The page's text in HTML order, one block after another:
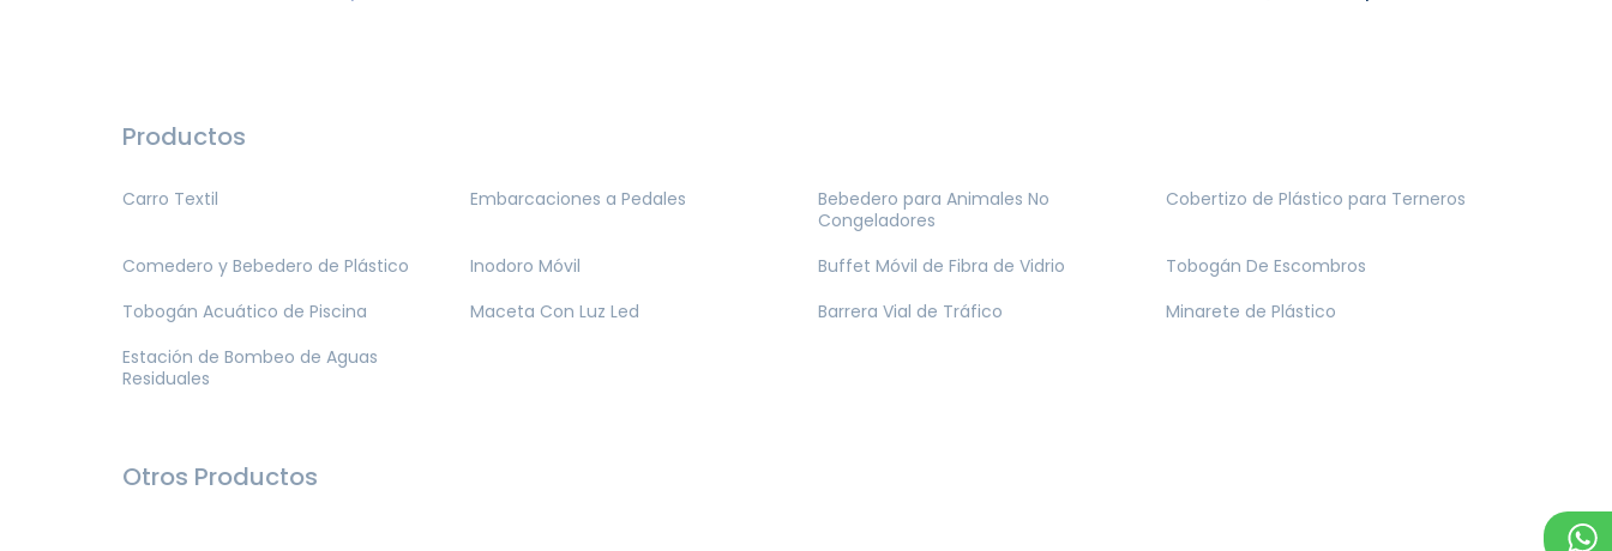
Productos
Carro Textil Embarcaciones a Pedales
Bebedero para Animales No
Congeladores
Cobertizo de Plástico para Terneros
Comedero y Bebedero de Plástico Inodoro Móvil Buffet Móvil de Fibra de Vidrio
Tobogán De Escombros
Tobogán Acuático de Piscina
Maceta Con Luz Led Barrera Vial de Tráfico
Minarete de Plástico
Estación de Bombeo de Aguas
Residuales
Otros Productos